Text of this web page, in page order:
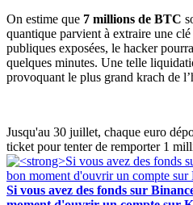
On estime que 7 millions de BTC
quantique parvient à extraire une
publiques exposées, le hacker
quelques minutes. Une telle
provoquant le plus grand krach de
Jusqu'au 30 juillet, chaque euro
ticket pour tenter de remporter 1
Si vous avez des fonds sur